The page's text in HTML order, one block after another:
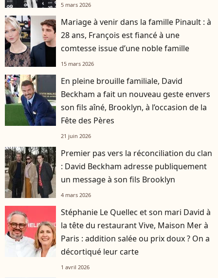
5 mars 2026
Mariage à venir dans la famille Pinault : à
28 ans, François est fiancé à une
comtesse issue d’une noble famille
15 mars 2026
En pleine brouille familiale, David
Beckham a fait un nouveau geste envers
son fils aîné, Brooklyn, à l’occasion de la
Fête des Pères
21 juin 2026
Premier pas vers la réconciliation du clan
: David Beckham adresse publiquement
un message à son fils Brooklyn
4 mars 2026
Stéphanie Le Quellec et son mari David à
la tête du restaurant Vive, Maison Mer à
Paris : addition salée ou prix doux ? On a
décortiqué leur carte
1 avril 2026